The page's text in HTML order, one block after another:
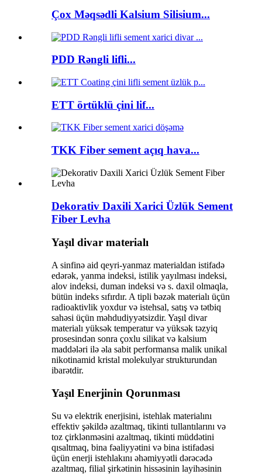
Çox Məqsədli Kalsium Silisium...
PDD Rəngli lifli...
ETT örtüklü çini lif...
TKK Fiber sement açıq hava...
Dekorativ Daxili Xarici Üzlük Sement
Fiber Levha
Yaşıl divar materialı
A sinfinə aid qeyri-yanmaz materialdan istifadə
edərək, yanma indeksi, istilik yayılması indeksi,
alov indeksi, duman indeksi və s. daxil olmaqla,
bütün indeks sıfırdır. A tipli bəzək materialı üçün
radioaktivlik yoxdur və istehsal, satış və tətbiq
sahəsi üçün məhdudiyyətsizdir. Yaşıl divar
materialı yüksək temperatur və yüksək təzyiq
prosesindən sonra çoxlu silikat və kalsium
maddələri ilə əla sabit performansa malik unikal
nikotinamid kristal molekulyar strukturundan
ibarətdir.
Yaşıl Enerjinin Qorunması
Su və elektrik enerjisini, istehlak materialını
effektiv şəkildə azaltmaq, tikinti tullantılarını və
toz çirklənməsini azaltmaq, tikinti müddətini
qısaltmaq, bina fəaliyyətini və bina istifadəsi
üçün enerji istehlakını əhəmiyyətli dərəcədə
azaltmaq, filial şirkətinin hissəsinin layihəsinin